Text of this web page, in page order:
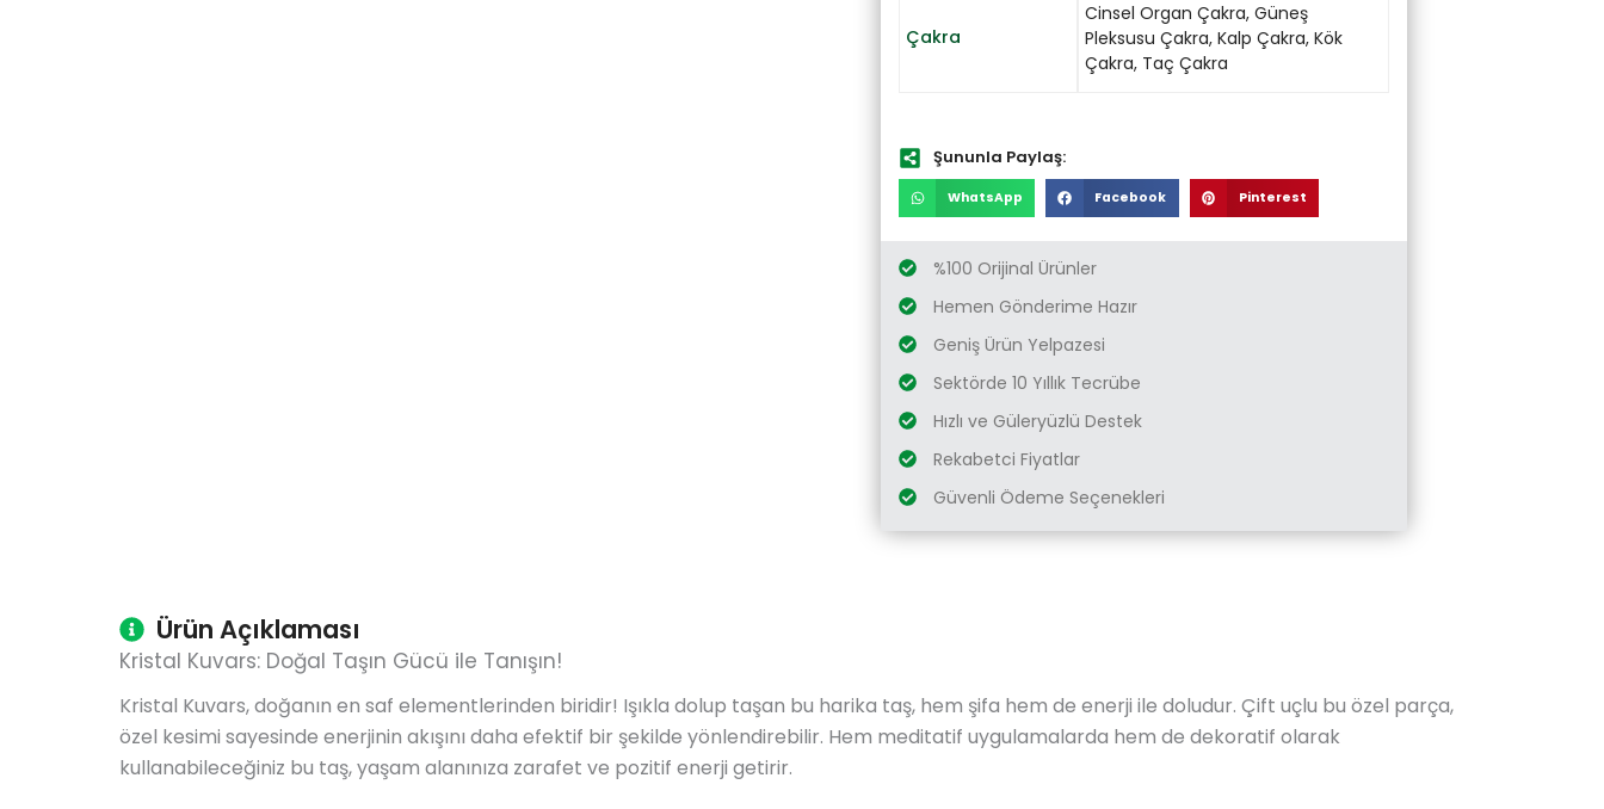
Çakra
Cinsel Organ Çakra, Güneş
Pleksusu Çakra, Kalp Çakra, Kök
Çakra, Taç Çakra
Şununla Paylaş:
WhatsApp Facebook Pinterest
%100 Orijinal Ürünler
Hemen Gönderime Hazır
Geniş Ürün Yelpazesi
Sektörde 10 Yıllık Tecrübe
Hızlı ve Güleryüzlü Destek
Rekabetci Fiyatlar
Güvenli Ödeme Seçenekleri
Ürün Açıklaması
Kristal Kuvars: Doğal Taşın Gücü ile Tanışın!
Kristal Kuvars, doğanın en saf elementlerinden biridir! Işıkla dolup taşan bu harika taş, hem şifa hem de enerji ile doludur. Çift uçlu bu özel parça,
özel kesimi sayesinde enerjinin akışını daha efektif bir şekilde yönlendirebilir. Hem meditatif uygulamalarda hem de dekoratif olarak
kullanabileceğiniz bu taş, yaşam alanınıza zarafet ve pozitif enerji getirir.